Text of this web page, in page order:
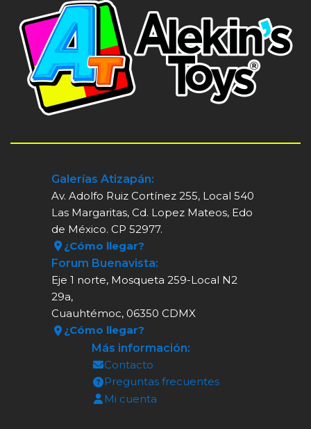
Galerías Atizapán:
Av. Adolfo Ruiz Cortínez 255, Local 540
Las Margaritas, Cd. Lopez Mateos, Edo
de México. CP 52977.
¿Cómo llegar?
Forum Buenavista:
Eje 1 norte, Mosqueta 259-Local N2
29a,
Cuauhtémoc, 06350 CDMX
¿Cómo llegar?
Más información:
Contacto
Preguntas frecuentes
Mi cuenta